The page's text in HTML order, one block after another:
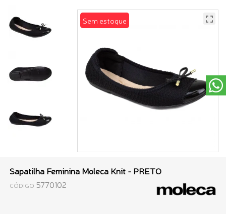
Sem estoque
Sapatilha Feminina Moleca Knit - PRETO
CÓDIGO 5770102